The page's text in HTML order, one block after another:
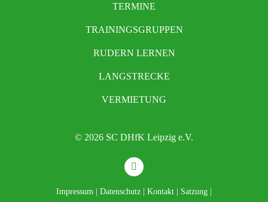
TERMINE
TRAININGSGRUPPEN
RUDERN LERNEN
LANGSTRECKE
VERMIETUNG
© 2026 SC DHfK Leipzig e.V.
Impressum Datenschutz Kontakt Satzung